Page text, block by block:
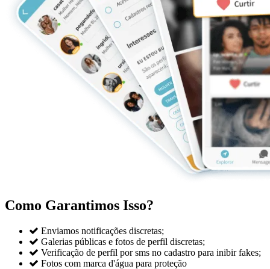
Como Garantimos Isso?
 Enviamos notificações discretas;
 Galerias públicas e fotos de perfil discretas;
 Verificação de perfil por sms no cadastro para inibir fakes;
 Fotos com marca d'água para proteção